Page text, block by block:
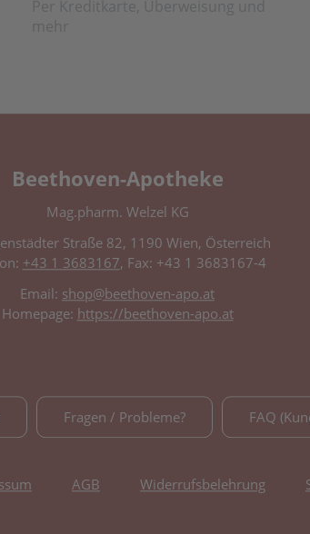
Per Kreditkarte, Überweisung und
mehr
Beethoven-Apotheke
Mag.pharm. Welzel KG
Straße 82, 1190 Wien, Österreich
+43 1 3683167, Fax: +43 1 3683167-4
Email: shop@beethoven-apo.at
Homepage: https://beethoven-apo.at
Fragen / Probleme? FAQ
AGB Widerrufsbelehrung